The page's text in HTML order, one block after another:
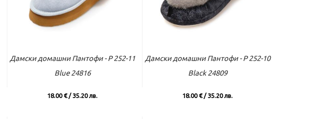
Виж повече
Дамски домашни Пантофи - P 252-11
Blue 24816
18.00 € / 35.20 лв.
Виж повече
Дамски домашни Пантофи - P 252-10
Black 24809
18.00 € / 35.20 лв.